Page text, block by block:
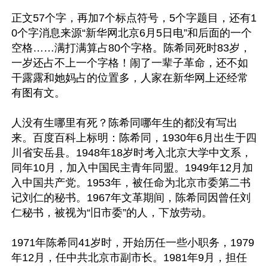
正文57个字，再加7个标点符号，5个字题目，还有1
0个字消息来源“新华网北京6月5日电”和后面的一个
空格……满打满算占80个字格。陈希同死时83岁，
一岁还占不上一个字格！闹了一辈子革命，还不如
干露露和她妈占的位置多，人家在新华网上还经常
有图有文。
人没有生哪里有死？陈希同哪年生的都没有写出
来。百度百科上标明：陈希同，1930年6月出生于四
川省安岳县。1948年18岁时考入北京大学中文系，
同年10月，加入中国民主青年同盟。1949年12月加
入中国共产党。1953年，被任命为北京市委第二书
记刘仁的秘书。1967年文革期间，陈希同因曾任刘
仁秘书，被视为“旧市委”的人，下放劳动。
1971年陈希同41岁时，开始历任一些小职务，1979
年12月，任中共北京市副市长。1981年9月，担任